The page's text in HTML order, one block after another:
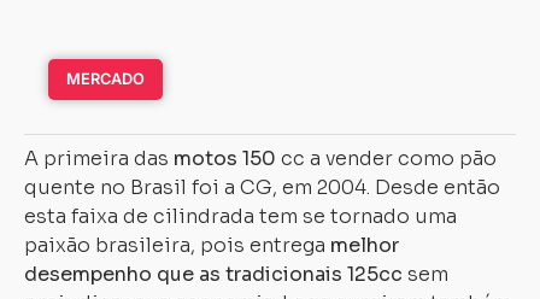
MERCADO
A primeira das motos 150 cc a vender como pão
quente no Brasil foi a CG, em 2004. Desde então
esta faixa de cilindrada tem se tornado uma
paixão brasileira, pois entrega melhor
desempenho que as tradicionais 125cc sem